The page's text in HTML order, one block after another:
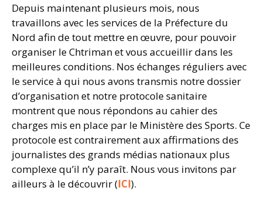
Depuis maintenant plusieurs mois, nous
travaillons avec les services de la Préfecture du
Nord afin de tout mettre en œuvre, pour pouvoir
organiser le Chtriman et vous accueillir dans les
meilleures conditions. Nos échanges réguliers avec
le service à qui nous avons transmis notre dossier
d’organisation et notre protocole sanitaire
montrent que nous répondons au cahier des
charges mis en place par le Ministère des Sports. Ce
protocole est contrairement aux affirmations des
journalistes des grands médias nationaux plus
complexe qu’il n’y paraît. Nous vous invitons par
ailleurs à le découvrir (ICI).